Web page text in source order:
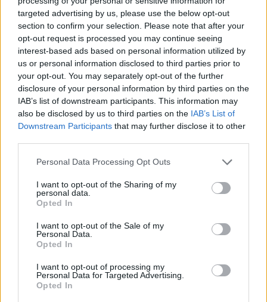
targeted advertising by us, please use the below opt-out
section to confirm your selection. Please note that after your
opt-out request is processed you may continue seeing
interest-based ads based on personal information utilized by
us or personal information disclosed to third parties prior to
your opt-out. You may separately opt-out of the further
disclosure of your personal information by third parties on the
IAB’s list of downstream participants. This information may
also be disclosed by us to third parties on the IAB’s List of
Downstream Participants that may further disclose it to other
Personal Data Processing Opt Outs
I want to opt-out of the Sharing of my
personal data.
Opted In
I want to opt-out of the Sale of my
Personal Data.
Opted In
I want to opt-out of processing my
Personal Data for Targeted Advertising.
Opted In
I primi passi
Per Svoboda il Brighton pagherà la clausola da 5 milioni di
euro, privando il Venezia del suo centrale austriaco.
Secondo Sky gli altri obiettivi sono più ambiziosi, e
rispondo al nome diAhanor e Frattesi. Il difensore
dell’Atalanta è diventato subito un titolare, nonostante la
giovane età. Giuntoli non vuole cederlo, dopo aver lasciato
partire Ederson e Palestra, per questo l’affare è
complesso. Frattesi invece sembra ai margini dell’Inter, già
accostato alla Premier League negli ultimi mesi.